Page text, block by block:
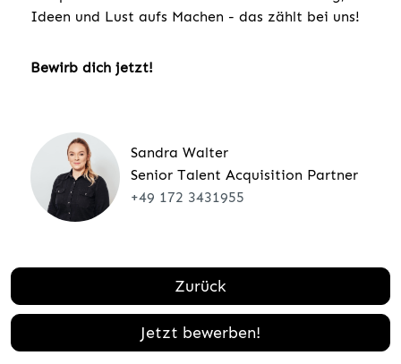
Ideen und Lust aufs Machen - das zählt bei uns!
Bewirb dich jetzt!
Sandra Walter
Senior Talent Acquisition Partner
+49 172 3431955
Zurück
Jetzt bewerben!